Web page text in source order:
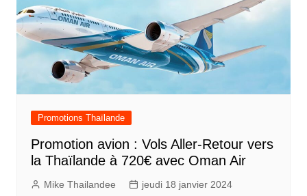
Promotions Thaïlande
Promotion avion : Vols Aller-Retour vers
la Thaïlande à 720€ avec Oman Air
Mike Thailandee jeudi 18 janvier 2024